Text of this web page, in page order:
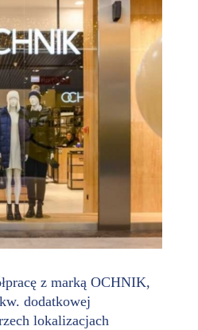
z marką OCHNIK,
dodatkowej
lokalizacjach